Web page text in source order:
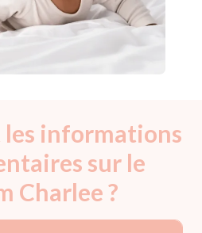
les informations
sur le
Charlee ?